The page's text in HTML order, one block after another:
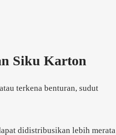
Siku Karton
terkena benturan, sudut
didistribusikan lebih merata